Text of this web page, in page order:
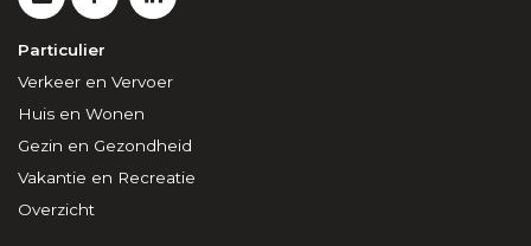
Particulier
Verkeer en Vervoer
Huis en Wonen
Gezin en Gezondheid
Vakantie en Recreatie
Overzicht